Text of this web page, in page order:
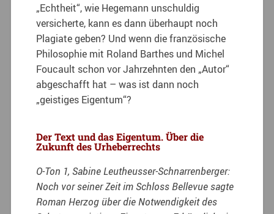
„Echtheit“, wie Hegemann unschuldig
versicherte, kann es dann überhaupt noch
Plagiate geben? Und wenn die französische
Philosophie mit Roland Barthes und Michel
Foucault schon vor Jahrzehnten den „Autor“
abgeschafft hat – was ist dann noch
„geistiges Eigentum“?
Der Text und das Eigentum. Über die
Zukunft des Urheberrechts
O-Ton 1, Sabine Leutheusser-Schnarrenberger:
Noch vor seiner Zeit im Schloss Bellevue sagte
Roman Herzog über die Notwendigkeit des